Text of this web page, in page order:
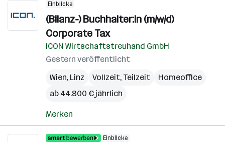
Einblicke
(Bilanz-) Buchhalter:in (m/w/d)
Corporate Tax
ICON Wirtschaftstreuhand GmbH
Gestern veröffentlicht
Wien, Linz Vollzeit, Teilzeit
Homeoffice
ab 44.800 € jährlich
Merken
Einblicke